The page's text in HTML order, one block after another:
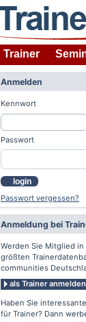
Trainer
Anmelden
Kennwort
Passwort
login
Passwort vergessen?
Anmeldung bei
Werden Sie Mitglied
größten
communities
als Trainer anmelden
Haben Sie
für Trainer? Dann